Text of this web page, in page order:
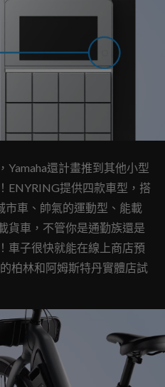
Yamaha還計畫推到其他小型
ENYRING提供四款車型，搭
車、帥氣的運動型、能載
貨車，不管你是通勤族還是
車子很快就能在線上商店預
柏林和阿姆斯特丹實體店試